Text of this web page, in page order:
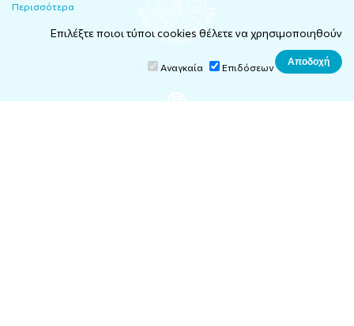
Ιόνιο Πανεπιστήμιο
Περισσότερα
Επιλέξτε ποιοι τύποι cookies θέλετε να χρησιμοποιηθούν
Αναγκαία Επιδόσεων